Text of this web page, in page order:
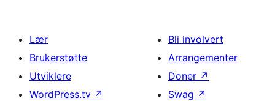
Lær
Brukerstøtte
Utviklere
WordPress.tv ↗
Bli involvert
Arrangementer
Doner ↗
Swag ↗